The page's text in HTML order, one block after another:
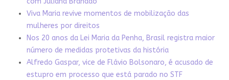
Viva Maria revive momentos de mobilização das
mulheres por direitos
Nos 20 anos da Lei Maria da Penha, Brasil registra maior
número de medidas protetivas da história
Alfredo Gaspar, vice de Flávio Bolsonaro, é acusado de
estupro em processo que está parado no STF